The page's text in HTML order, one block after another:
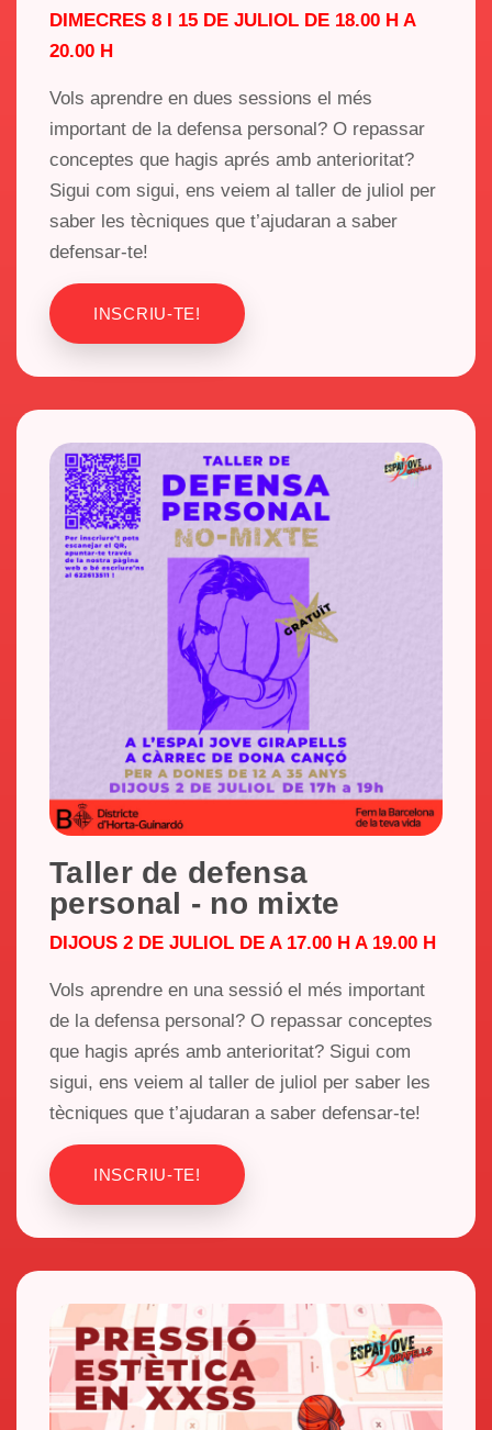
DIMECRES 8 I 15 DE JULIOL DE 18.00 H A
20.00 H
Vols aprendre en dues sessions el més
important de la defensa personal? O repassar
conceptes que hagis aprés amb anterioritat?
Sigui com sigui, ens veiem al taller de juliol per
saber les tècniques que t’ajudaran a saber
defensar-te!
INSCRIU-TE!
Taller de defensa
personal - no mixte
DIJOUS 2 DE JULIOL DE A 17.00 H A 19.00 H
Vols aprendre en una sessió el més important
de la defensa personal? O repassar conceptes
que hagis aprés amb anterioritat? Sigui com
sigui, ens veiem al taller de juliol per saber les
tècniques que t’ajudaran a saber defensar-te!
INSCRIU-TE!